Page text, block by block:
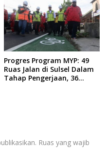
Progres Program MYP: 49
Ruas Jalan di Sulsel Dalam
Tahap Pengerjaan, 36
Ruas yang wajib